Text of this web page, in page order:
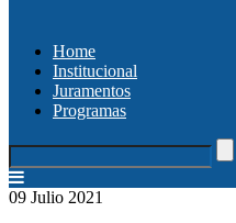
Home
Institucional
Juramentos
Programas
09 Julio 2021